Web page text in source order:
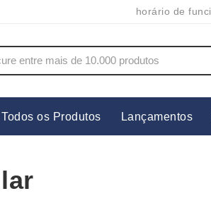
horário de
Todos os Produtos Lançamentos